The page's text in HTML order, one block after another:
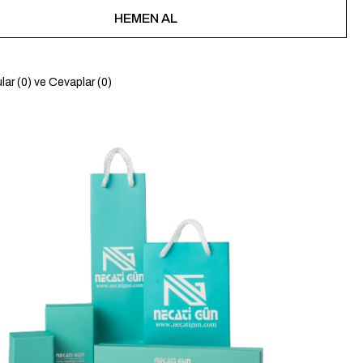
(0) ve Cevaplar (0)